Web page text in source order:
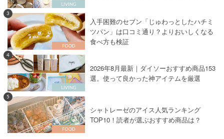
3
入手困難のセブン「じゅわっとしたハチミ
ツパン」は口コミ通り？よりおいしくなる
食べ方も検証
4
2026年8月最新｜ダイソーおすすめ商品153
選。使って良かった神アイテムを厳選
5
シャトレーゼのアイス人気ランキング
TOP10！読者が選ぶおすすめ商品は？